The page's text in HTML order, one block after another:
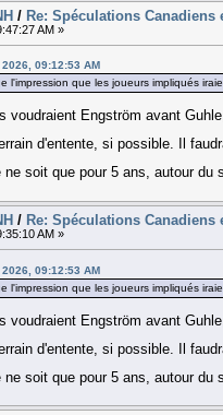
/ Re: Spéculations Canadiens
AM »
09:12:53 AM
l'impression que les joueurs impliqués
voudraient Engström avant
d'entente, si possible. Il
soit que pour 5 ans, autour du
/ Re: Spéculations Canadiens
AM »
09:12:53 AM
l'impression que les joueurs impliqués
voudraient Engström avant
d'entente, si possible. Il
soit que pour 5 ans, autour du